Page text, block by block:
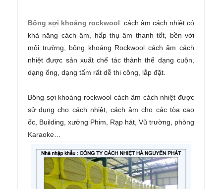
Bông sợi khoáng rockwool cách âm cách nhiệt có
khả năng cách âm, hấp thụ âm thanh tốt, bền với
môi trường, bông khoáng Rockwool cách âm cách
nhiệt được sản xuất chế tác thành thể dạng cuộn,
dạng ống, dạng tấm rất dễ thi công, lắp đặt.
Bông sợi khoáng rockwool cách âm cách nhiệt được
sử dụng cho cách nhiệt, cách âm cho các tòa cao
ốc, Building, xưởng Phim, Rạp hát, Vũ trường, phòng
Karaoke…